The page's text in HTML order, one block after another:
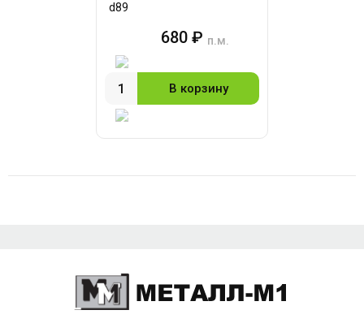
d89
680 ₽ п.м.
В корзину